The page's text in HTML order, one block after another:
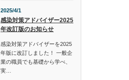
2025/4/1
感染対策アドバイザー2025
年改訂版のお知らせ
感染対策アドバイザーを2025
年版に改訂しました！ 一般企
業の職員でも基礎から学べ、
実…